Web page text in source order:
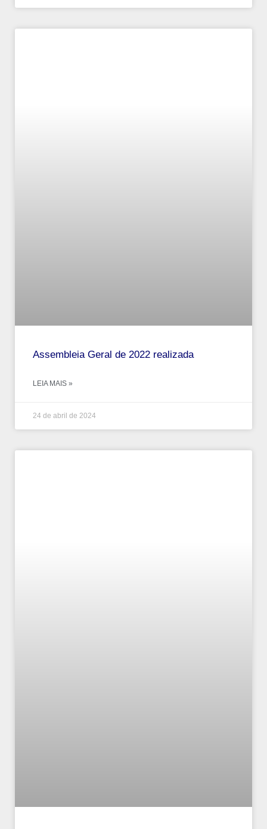
Assembleia Geral de 2022 realizada
LEIA MAIS »
24 de abril de 2024